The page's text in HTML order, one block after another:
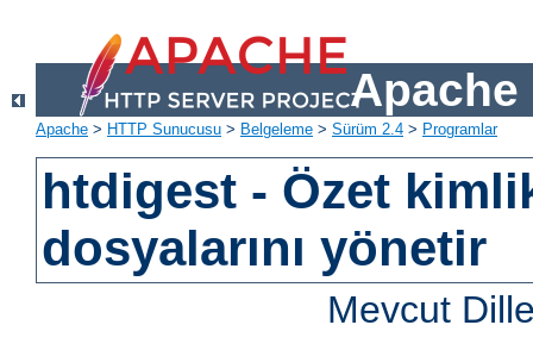
Apache
Apache > HTTP Sunucusu > Belgeleme > Sürüm 2.4 > Programlar
htdigest - Özet
dosyalarını yönetir
Mevcut